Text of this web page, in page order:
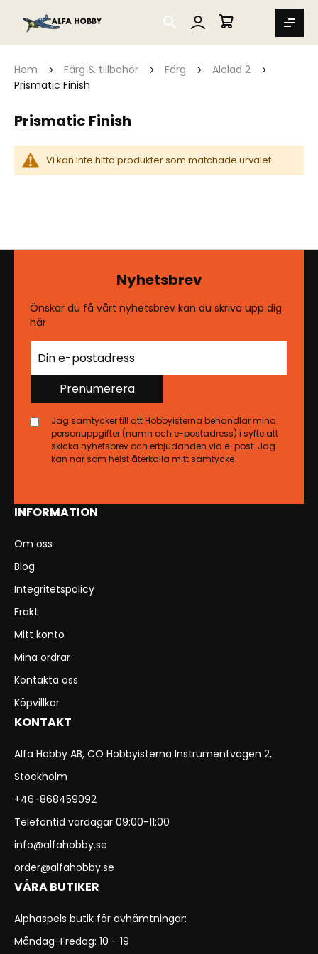
SEARCH
MIN VARUKORG
Hem Färg & tillbehör Färg
Alclad 2
Prismatic Finish
Prismatic Finish
Vi kan inte hitta produkter som matchade urvalet.
INFORMATION
Om oss
Blog
Integritetspolicy
Frakt
Mitt konto
Mina ordrar
Kontakta oss
Köpvillkor
KONTAKT
Alfa Hobby AB, CO Hobbyisterna Instrumentvägen 2,
Stockholm
+46-868459092
Telefontid vardagar 09:00-11:00
info@alfahobby.se
order@alfahobby.se
VÅRA BUTIKER
Alphaspels butik för avhämtningar:
Måndag-Fredag: 10 - 19
Nyhetsbrev
Önskar du få vårt nyhetsbrev kan du skriva upp dig
här
Prenumerera
Jag samtycker till att Hobbyisterna behandlar mina
personuppgifter (namn och e-postadress) i syfte att
skicka nyhetsbrev och erbjudanden via e-post. Jag
kan när som helst återkalla mitt samtycke.